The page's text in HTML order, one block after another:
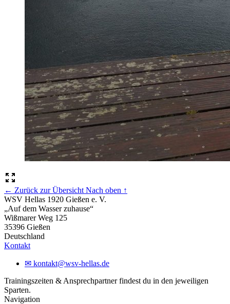
← Zurück zur Übersicht Nach oben ↑
WSV Hellas 1920 Gießen e. V.
„Auf dem Wasser zuhause“
Wißmarer Weg 125
35396 Gießen
Deutschland
Kontakt
✉ kontakt@wsv-hellas.de
Trainingszeiten & Ansprechpartner findest du in den jeweiligen
Sparten.
Navigation